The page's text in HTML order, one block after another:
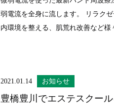
弱電流を全身に流します。 リラク
内環境を整える、肌荒れ改善など
2021.01.14 お知らせ
豊橋豊川でエステスクー